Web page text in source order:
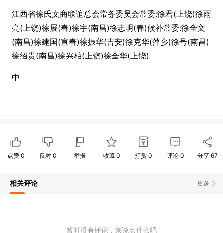
江西省徐氏文商联谊总会常务委员会常委:徐君(上饶)徐雨
亮(上饶)徐展(春)徐宇(南昌)徐志明(春)候补常委:徐全文
(南昌)徐建国(宣春)徐振华(吉安)徐克华(萍乡)徐号(南昌)
徐绍贵(南昌)徐兴柏(上饶)徐全华(上饶)
中
点赞 0 反对 0 举报 收藏 0 打赏 0 评论 0 分享 67
更多
相关评论
暂时没有评论，来说点什么吧